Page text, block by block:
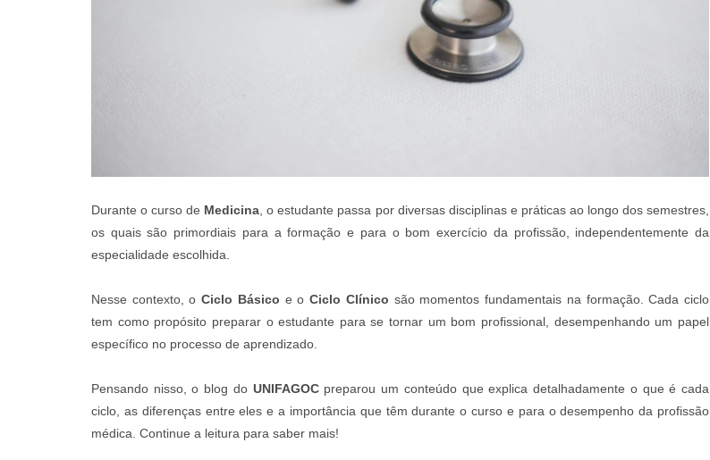
Durante o curso de Medicina , o estudante passa por diversas disciplinas e práticas ao longo dos semestres,
os quais são primordiais para a formação e para o bom exercício da profissão, independentemente da
especialidade escolhida.
Nesse contexto, o Ciclo Básico e oCiclo Clínico são momentos fundamentais na formação. Cada ciclo
tem como propósito preparar o estudante para se tornar um bom profissional, desempenhando um papel
específico no processo de aprendizado.
Pensando nisso, o blog do UNIFAGOC preparou um conteúdo que explica detalhadamente o que é cada
ciclo, as diferenças entre eles e a importância que têm durante o curso e para o desempenho da profissão
médica. Continue a leitura para saber mais!